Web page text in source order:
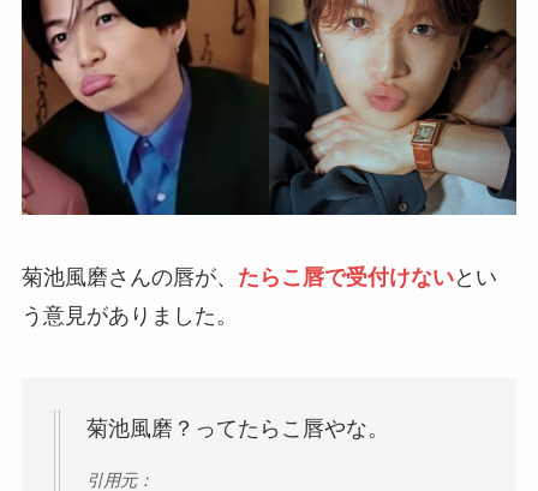
菊池風磨さんの唇が、 たらこ唇で受付けないとい
う意見がありました。
菊池風磨？ってたらこ唇やな。
引用元：